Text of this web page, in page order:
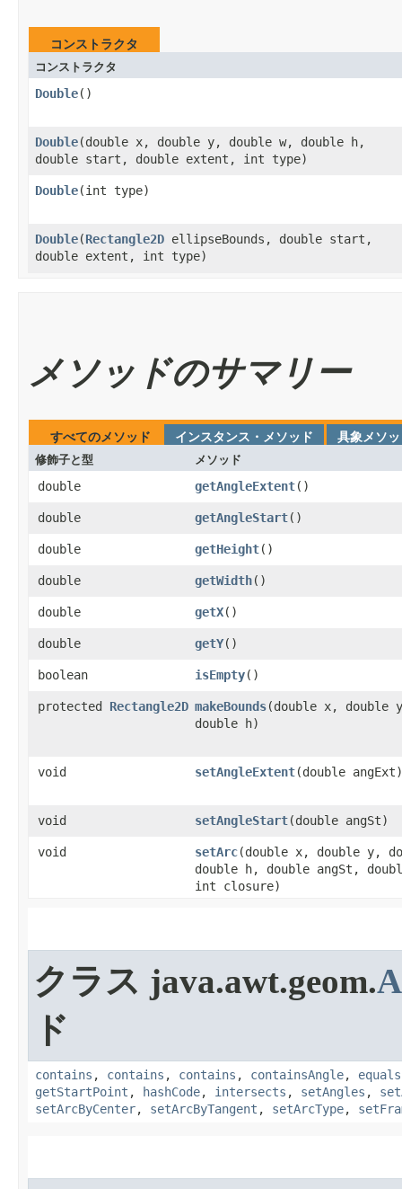
コンストラクタ
コンストラクタ
Double​()
Double​(double x, double y, double w, double h,
double start, double extent, int type)
Double​(int type)
Double​(Rectangle2D ellipseBounds, double start,
double extent, int type)
メソッドのサマリー
すべてのメソッド インスタンス・メソッド
具象メソ
修飾子と型
メソッド
double getAngleExtent​()
double getAngleStart​()
double getHeight​()
double getWidth​()
double getX​()
double getY​()
boolean isEmpty​()
protected Rectangle2D makeBounds​(double x, double
double h)
void setAngleExtent​(double angExt)
void setAngleStart​(double angSt)
void setArc​(double x, double y,
double h, double angSt,
int closure)
クラス java.awt.geom.
ド
contains , contains , contains , containsAngle, equals
getStartPoint , hashCode, intersects , setAngles ,
setArcByCenter, setArcByTangent , setArcType,